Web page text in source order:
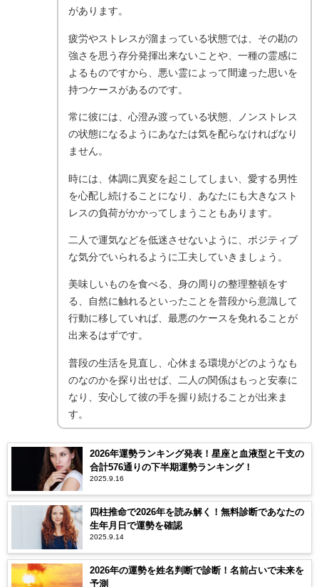
があります。
疲労やストレスが溜まっている状態では、その勘の
強さを思う存分発揮出来ないことや、一種の霊感に
よるものですから、悪い霊によって間違った思いを
持つケースがあるのです。
常に彼には、心澄み渡っている状態、ノンストレス
の状態になるようにあなたは気を配らなければなり
ません。
時には、体調に異変を起こしてしまい、愛する男性
を心配し続けることになり、あなたにも大きなスト
レスの負荷がかかってしまうこともあります。
二人で運気などを低迷させないように、ポジティブ
な気分でいられるように工夫していきましょう。
美味しいものを食べる、身の周りの整理整頓をす
る、自然に触れるといったことを普段から意識して
行動に移していれば、最悪のケースを免れることが
出来るはずです。
普段の生活を見直し、心休まる環境がどのようなも
のなのかを探り出せば、二人の関係はもっと安泰に
なり、安心して彼の手を握り続けることが出来ま
す。
2026年運勢ランキング発表！星座と血液型と干支の
合計576通りの下半期運勢ランキング！
2025.9.16
四柱推命で2026年を読み解く！無料診断であなたの
生年月日で運勢を確認
2025.9.14
2026年の運勢を姓名判断で診断！名前占いで未来を
予測